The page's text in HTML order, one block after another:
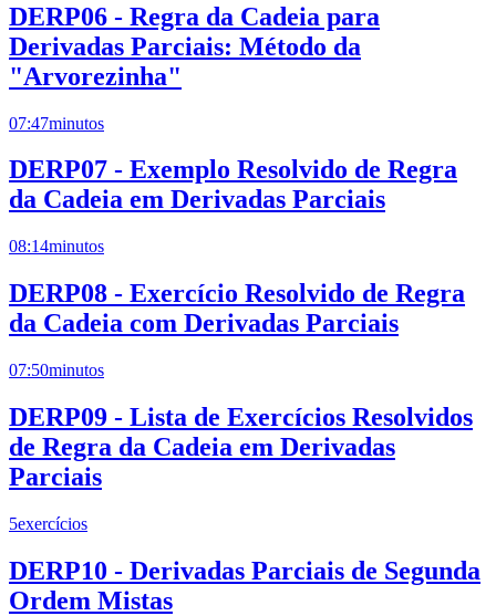
DERP06 - Regra da Cadeia para
Derivadas Parciais: Método da
"Arvorezinha"
07:47minutos
DERP07 - Exemplo Resolvido de Regra
da Cadeia em Derivadas Parciais
08:14minutos
DERP08 - Exercício Resolvido de Regra
da Cadeia com Derivadas Parciais
07:50minutos
DERP09 - Lista de Exercícios Resolvidos
de Regra da Cadeia em Derivadas
Parciais
5exercícios
DERP10 - Derivadas Parciais de Segunda
Ordem Mistas